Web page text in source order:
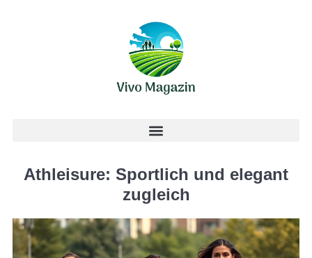
Athleisure: Sportlich und elegant
zugleich